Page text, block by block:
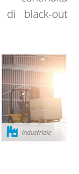
di black-out